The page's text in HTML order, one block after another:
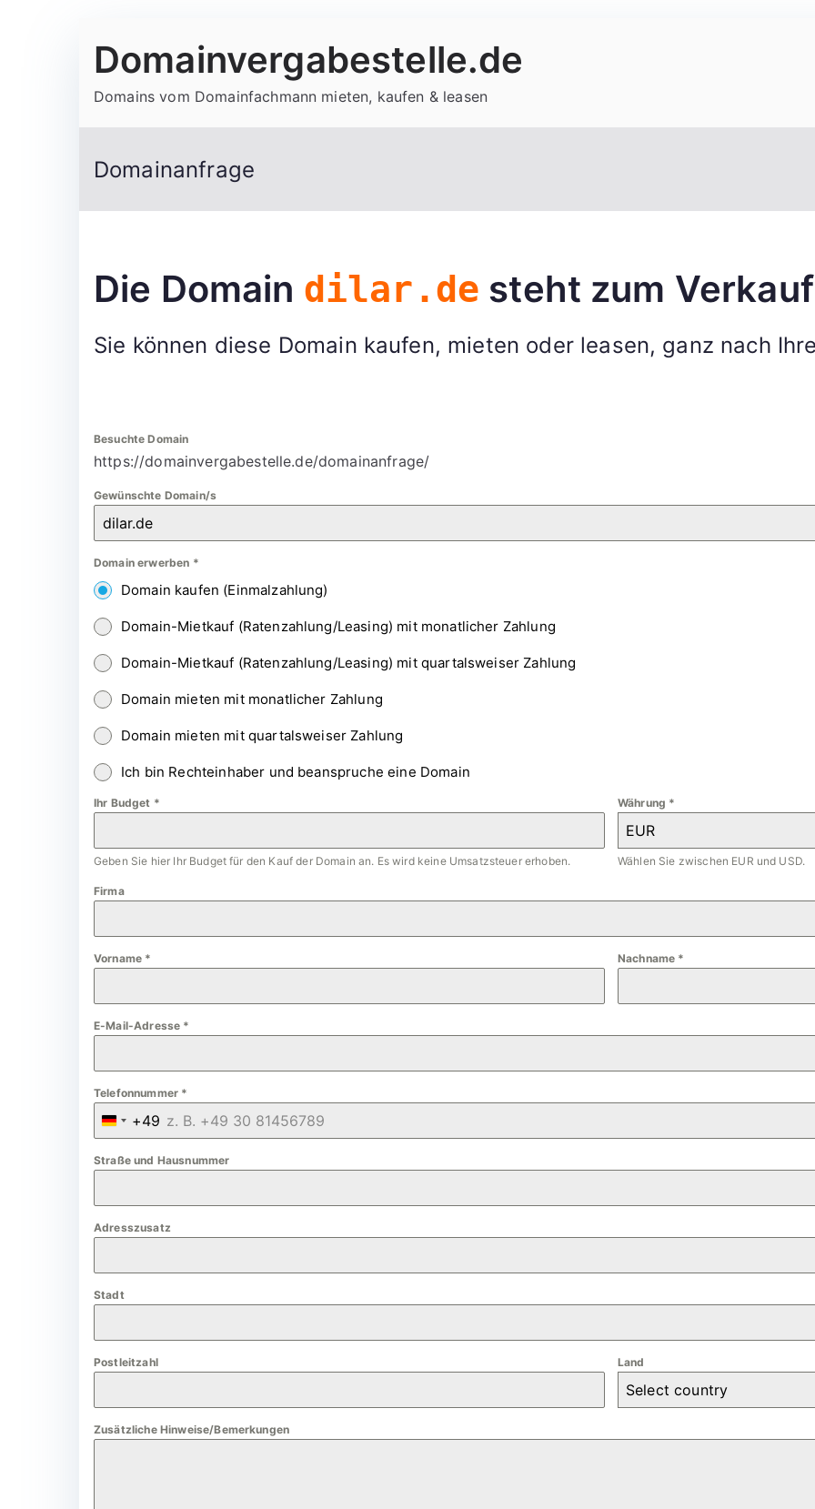
Inhalt
Domainvergabestelle.de
Domains vom Domainfachmann mieten, kaufen & leasen
Domainanfrage
Die Domain dilar.de steht zum
Sie können diese Domain kaufen, mieten oder leasen, ganz nach
Besuchte Domain
https://domainvergabestelle.de/domainanfrage/
Gewünschte Domain/s
Domain erwerben *
Domain kaufen (Einmalzahlung)
Domain-Mietkauf (Ratenzahlung/Leasing) mit monatlicher Zahlung
Domain-Mietkauf (Ratenzahlung/Leasing) mit quartalsweiser Zahlung
Domain mieten mit monatlicher Zahlung
Domain mieten mit quartalsweiser Zahlung
Ich bin Rechteinhaber und beanspruche eine Domain
Ihr Budget *
Geben Sie hier Ihr Budget für den Kauf der Domain an. Es wird keine Umsatzsteuer erhoben.
Währung *
EUR
Wählen Sie zwischen EUR und USD.
Firma
Vorname * Nachname *
E-Mail-Adresse *
Telefonnummer *
G
e
m
a
+
9
+49
Straße und Hausnummer
Adresszusatz
Stadt
Postleitzahl Land
Select country
Zusätzliche Hinweise/Bemerkungen